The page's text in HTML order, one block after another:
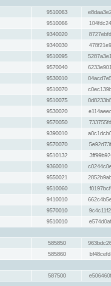
9510063
9510066
9340020
9340030
9510095
9570040
9530010
9510070
9510075
9530020
9570050
9390010
9570070
9510132
9360010
9550021
9510060
9410010
9570010
9510010
585850
585860
587500